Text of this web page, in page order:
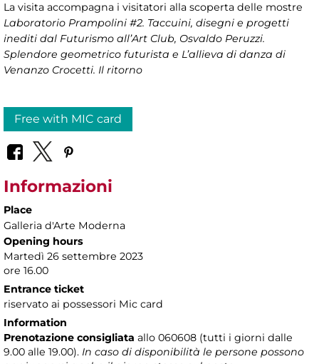
La visita accompagna i visitatori alla scoperta delle mostre
Laboratorio Prampolini #2. Taccuini, disegni e progetti
inediti dal Futurismo all’Art Club, Osvaldo Peruzzi.
Splendore geometrico futurista e L’allieva di danza di
Venanzo Crocetti. Il ritorno
Free with MIC card
Informazioni
Place
Galleria d'Arte Moderna
Opening hours
Martedì 26 settembre 2023
ore 16.00
Entrance ticket
riservato ai possessori Mic card
Information
Prenotazione consigliata allo 060608 (tutti i giorni dalle
9.00 alle 19.00). In caso di disponibilità le persone possono